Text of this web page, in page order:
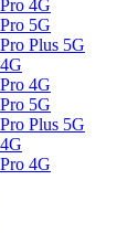
4G
5G
Plus 5G
4G
5G
Plus 5G
4G